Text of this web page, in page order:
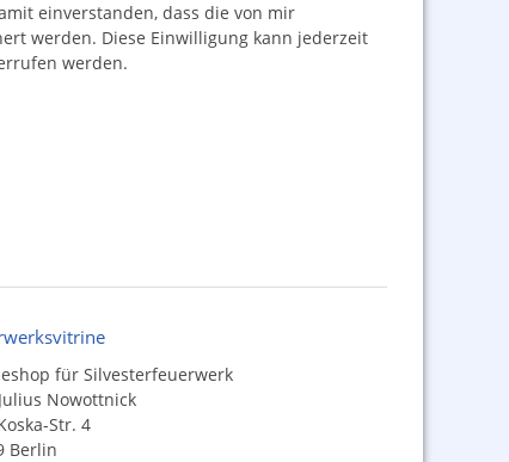
einverstanden, dass die von mir
werden. Diese Einwilligung kann jederzeit
werden.
für Silvesterfeuerwerk
Nowottnick
Str. 4
Berlin